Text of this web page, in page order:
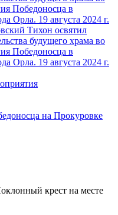
на Прокуровке
крест на месте